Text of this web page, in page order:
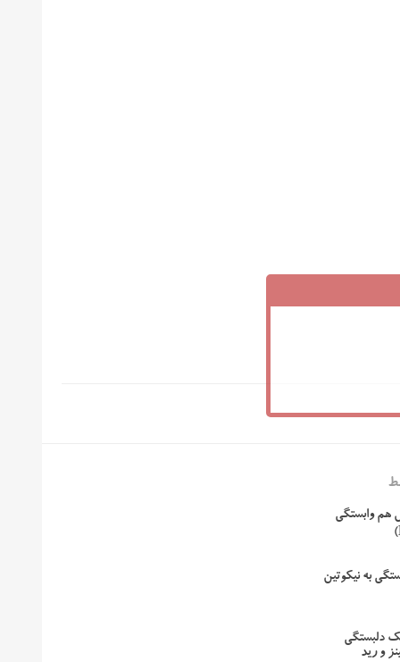
وابستگی
به نیکوتین
دلبستگی
و رید